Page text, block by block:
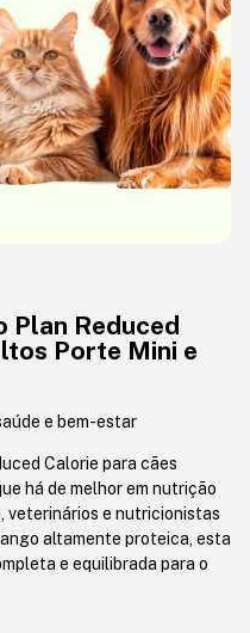
Plan Reduced
Porte Mini e
e bem-estar
Calorie para cães
há de melhor em nutrição
veterinários e nutricionistas
altamente proteica, esta
e equilibrada para o